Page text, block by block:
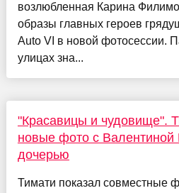
возлюбленная Карина
образы главных героев
Auto VI в новой фотосессии.
улицах зна...
"Красавицы и чудовище".
новые фото с Валентиной
дочерью
Тимати показал совместные